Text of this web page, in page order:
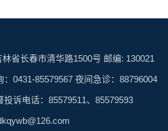
省长春市清华路1500号 邮编: 130021
：0431-85579567 夜间急诊：88796004
投诉电话：85579511、85579593